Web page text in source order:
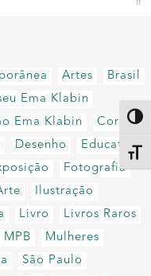
Artes
Brasil
Ema Klabin
Ema Klabin
Coral
Desenho
Educativo
Fotografia
Ilustração
Livro
Livros Raros
MPB
Mulheres
São Paulo